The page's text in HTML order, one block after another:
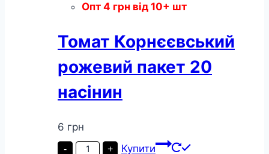
Опт 4 грн від 10+ шт
Томат Корнєєвський
рожевий пакет 20
насінин
6 грн
-
Томат + Купити